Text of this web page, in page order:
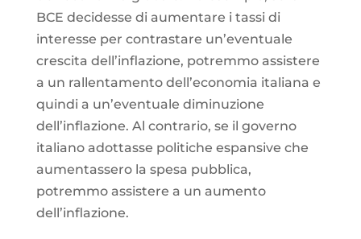
BCE decidesse di aumentare i tassi di
interesse per contrastare un’eventuale
crescita dell’inflazione, potremmo assistere
a un rallentamento dell’economia italiana e
quindi a un’eventuale diminuzione
dell’inflazione. Al contrario, se il governo
italiano adottasse politiche espansive che
aumentassero la spesa pubblica,
potremmo assistere a un aumento
dell’inflazione.